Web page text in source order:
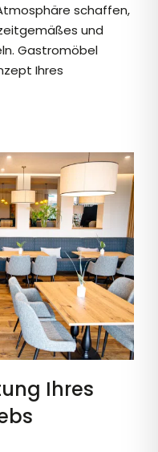
schaffen,
und
Gastromöbel
Ihres
Ihres